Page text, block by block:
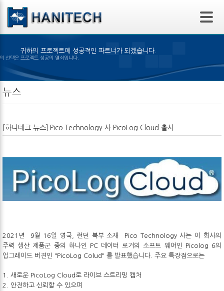
본문 바로가기
귀하의 프로젝트에 성공적인 파트너가 되겠습니다.
알맞은 제품의 선택은 프로젝트 성공의 열쇠입니다.
뉴스
[하니테크 뉴스] Pico Technology 사 PicoLog Cloud 출시
2021년 9월 16일 영국, 런던 북부 소재 Pico Technology 사는 이 회사의
주력 생산 제품군 중의 하나인 PC 데이터 로거의 소프트 웨어인 Picolog 6의
업그레이드 버젼인 "PicoLog Colud" 를 발표했습니다. 주요 특장점으로는
1. 새로운 PicoLog Cloud로 라이브 스트리밍 캡처
2. 안전하고 신뢰할 수 있으며